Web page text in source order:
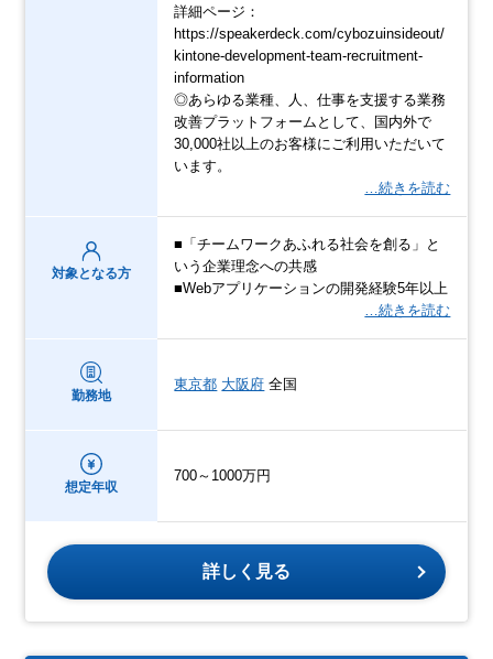
詳細ページ：
https://speakerdeck.com/cybozuinsideout/
kintone-development-team-recruitment-
information
◎あらゆる業種、人、仕事を支援する業務
改善プラットフォームとして、国内外で
30,000社以上のお客様にご利用いただいて
います。
…続きを読む
対象となる方
■「チームワークあふれる社会を創る」と
いう企業理念への共感
■Webアプリケーションの開発経験5年以上
…続きを読む
勤務地
東京都 大阪府 全国
想定年収
700～1000万円
詳しく見る